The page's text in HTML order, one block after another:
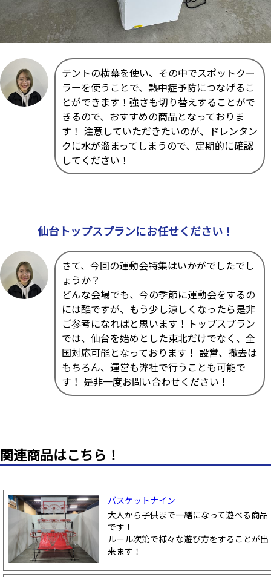
テントの横幕を使い、その中でスポットクー
ラーを使うことで、熱中症予防につなげるこ
とができます！強さも切り替えすることがで
きるので、おすすめの商品となっておりま
す！ 注意していただきたいのが、ドレンタン
クに水が溜まってしまうので、定期的に確認
してください！
仙台トップスプランにお任せください！
さて、今回の運動会特集はいかがでしたでし
ょうか？
どんな会場でも、今の季節に運動会をするの
には酷ですが、もう少し涼しくなったら是非
ご参考になればと思います！トップスプラン
では、仙台を始めとした東北だけでなく、全
国対応可能となっております！ 設営、撤去は
もちろん、運営も弊社で行うことも可能で
す！ 是非一度お問い合わせください！
関連商品はこちら！
バスケットナイン
大人から子供まで一緒になって遊べる商品
です！
ルール次第で様々な遊び方をすることが出
来ます！